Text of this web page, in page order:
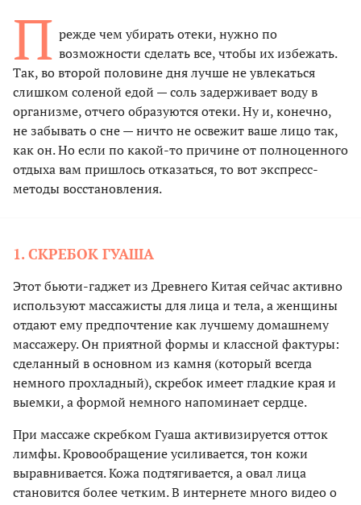
П режде чем убирать отеки, нужно по
возможности сделать все, чтобы их избежать.
Так, во второй половине дня лучше не увлекаться
слишком соленой едой — соль задерживает воду в
организме, отчего образуются отеки. Ну и, конечно,
не забывать о сне — ничто не освежит ваше лицо так,
как он. Но если по какой-то причине от полноценного
отдыха вам пришлось отказаться, то вот экспресс-
методы восстановления.
1. СКРЕБОК ГУАША
Этот бьюти-гаджет из Древнего Китая сейчас активно
используют массажисты для лица и тела, а женщины
отдают ему предпочтение как лучшему домашнему
массажеру. Он приятной формы и классной фактуры:
сделанный в основном из камня (который всегда
немного прохладный), скребок имеет гладкие края и
выемки, а формой немного напоминает сердце.
При массаже скребком Гуаша активизируется отток
лимфы. Кровообращение усиливается, тон кожи
выравнивается. Кожа подтягивается, а овал лица
становится более четким. В интернете много видео о